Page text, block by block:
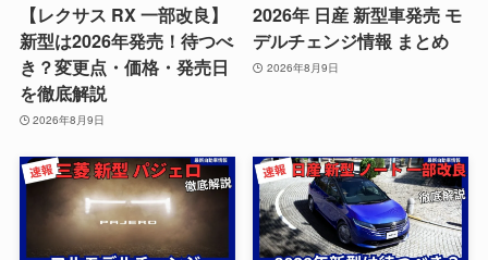
【レクサス RX 一部改良】
新型は2026年発売！待つべ
き？変更点・価格・発売日
を徹底解説
2026年8月9日
2026年 日産 新型車発売 モ
デルチェンジ情報 まとめ
2026年8月9日